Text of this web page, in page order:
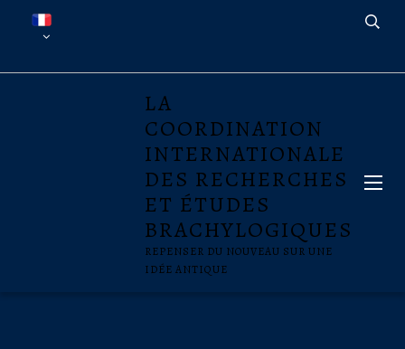
LA
COORDINATION
INTERNATIONALE
DES RECHERCHES
ET ÉTUDES
BRACHYLOGIQUES
REPENSER DU NOUVEAU SUR UNE
IDÉE ANTIQUE